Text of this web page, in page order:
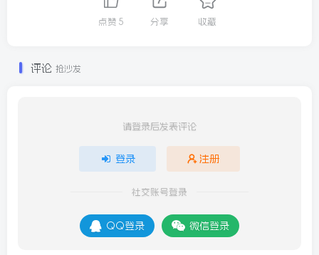
点赞 5 分享 收藏
评论 抢沙发
请登录后发表评论
登录 注册
社交账号登录
QQ登录 微信登录